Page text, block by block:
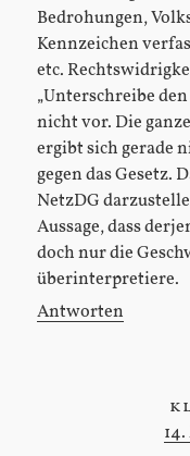
Bedrohungen,
Kennzeichen
etc.
„Unterschreibe
nicht vor. Die
ergibt sich gerade
gegen das Gesetz.
NetzDG
Aussage, dass
doch nur die
überinterpretiere.
Antworten